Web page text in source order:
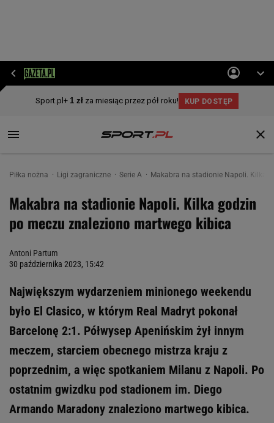
Piłka nożna Ligi zagraniczne Serie A Makabra na stadionie Napoli. Kilka
Makabra na stadionie Napoli. Kilka godzin
po meczu znaleziono martwego kibica
Antoni Partum
30 października 2023, 15:42
Największym wydarzeniem minionego weekendu
było El Clasico, w którym Real Madryt pokonał
Barcelonę 2:1. Półwysep Apenińskim żył innym
meczem, starciem obecnego mistrza kraju z
poprzednim, a więc spotkaniem Milanu z Napoli. Po
ostatnim gwizdku pod stadionem im. Diego
Armando Maradony znaleziono martwego kibica.